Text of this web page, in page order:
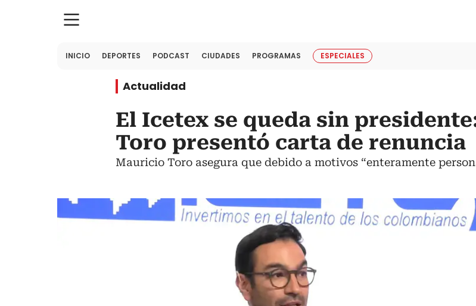
INICIO DEPORTES PODCAST CIUDADES PROGRAMAS ESPECIALES
Actualidad
El Icetex se queda sin
Toro presentó carta de renuncia
Mauricio Toro asegura que debido a motivos “enteramente